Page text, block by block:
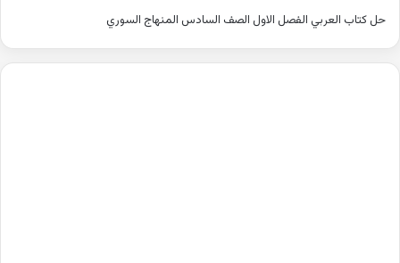
حل كتاب العربي الفصل الاول الصف السادس المنهاج السوري